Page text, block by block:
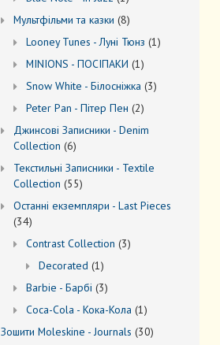
товар
Мультфільми та казки 88
товарів
Looney Tunes - Луні Тюнз 11
MINIONS - ПОСІПАКИ 11
товар
Snow White - Білосніжка 33
Peter Pan - Пітер Пен 22
Джинсові Записники - Denim
Collection 66
Текстильні Записники - Textile
Collection 5555
Останні екземпляри - Last Pieces
3434
товари
Contrast Collection 33
Decorated 11
товар
Barbie - Барбі 33
товари
Coca-Cola - Кока-Кола 11
товар
Зошити Moleskine - Journals 3030